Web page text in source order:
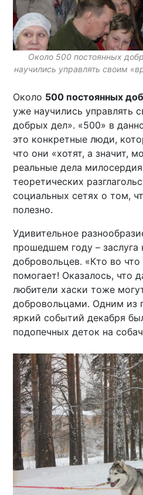
Около 500 постоянных
научились управлять своим
Около 500 постоянных
уже научились управлять
добрых дел». «500» в
это конкретные люди,
что они «хотят, а значит,
реальные дела
теоретических
социальных сетях о том,
полезно.
Удивительное
прошедшем году – заслуга
добровольцев. «Кто во что
помогает! Оказалось, что
любители хаски тоже
добровольцами. Одним из
яркий событий декабря
подопечных деток на